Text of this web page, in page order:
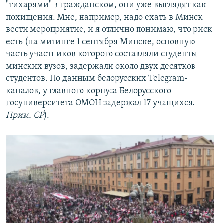
"тихарями" в гражданском, они уже выглядят как
похищения. Мне, например, надо ехать в Минск
вести мероприятие, и я отлично понимаю, что риск
есть (на митинге 1 сентября Минске, основную
часть участников которого составляли студенты
минских вузов, задержали около двух десятков
студентов. По данным белорусских Telegram-
каналов, у главного корпуса Белорусского
госуниверситета ОМОН задержал 17 учащихся. –
Прим. СР).